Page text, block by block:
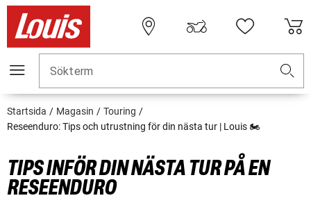
Sökterm
Startsida Magasin
Touring
Reseenduro: Tips och utrustning för din nästa tur | Louis 🏍
TIPS INFÖR DIN NÄSTA TUR PÅ EN
RESEENDURO